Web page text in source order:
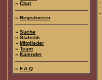
» Chat
» Registrieren
» Suche
» Statistik
» Mitglieder
» Team
» Kalender
» F.A.Q
-
-
-